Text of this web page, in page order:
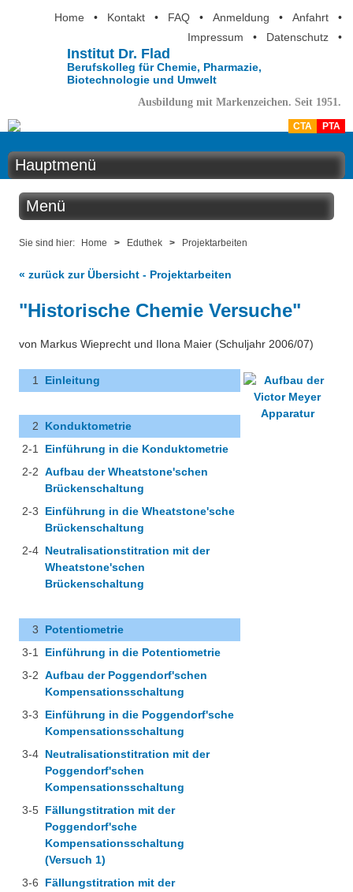
Home • Kontakt • FAQ • Anmeldung • Anfahrt
•
Impressum
• Datenschutz •
Institut Dr. Flad
Berufskolleg für Chemie, Pharmazie,
Biotechnologie und Umwelt
Ausbildung mit Markenzeichen. Seit 1951.
CTA PTA
Hauptmenü
Home
Projekte
Eduthek
Menü
Eduthek
SuperLab - Das Labor in der Küche
Nanotechnologie
Chemie in der Mikrowelle
Chemischer Index und Gewässergüte
Herbarium
Perlonfasern
Suppenchemie
Experimente mit Oxi-Reinigern
Videos unter dem Mikroskop
Projektarbeiten
Kupfer-Kreislauf
Wettbewerb Umweltfreundlicher Chemieunterricht
Chemiewaffen
Supraleiter
Sie sind hier: Home > Eduthek > Projektarbeiten
« zurück zur Übersicht - Projektarbeiten
"Historische Chemie Versuche"
von Markus Wieprecht und Ilona Maier (Schuljahr 2006/07)
1 Einleitung
2
Konduktometrie
2-1
Einführung in die Konduktometrie
2-2 Aufbau der Wheatstone'schen
Brückenschaltung
2-3
Einführung in die Wheatstone'sche
Brückenschaltung
2-4 Neutralisationstitration mit der
Wheatstone'schen
Brückenschaltung
3
Potentiometrie
3-1
Einführung in die Potentiometrie
3-2 Aufbau der Poggendorf'schen
Kompensationsschaltung
3-3
Einführung in die Poggendorf'sche
Kompensationsschaltung
3-4 Neutralisationstitration mit der
Poggendorf'schen
Kompensationsschaltung
3-5 Fällungstitration mit der
Poggendorf'sche
Kompensationsschaltung
(Versuch 1)
3-6
Fällungstitration mit der